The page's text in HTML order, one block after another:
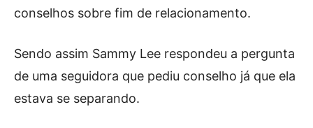
conselhos sobre fim de relacionamento.
Sendo assim Sammy Lee respondeu a pergunta
de uma seguidora que pediu conselho já que ela
estava se separando.